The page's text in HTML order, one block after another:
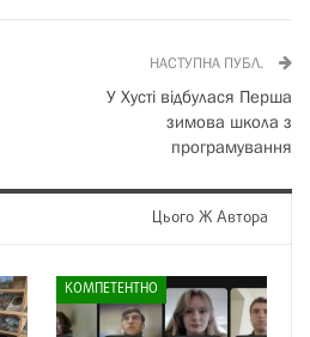
НАСТУПНА ПУБЛ.
У Хусті відбулася Перша
зимова школа з
програмування
Цього Ж Автора
КОМПЕТЕНТНО